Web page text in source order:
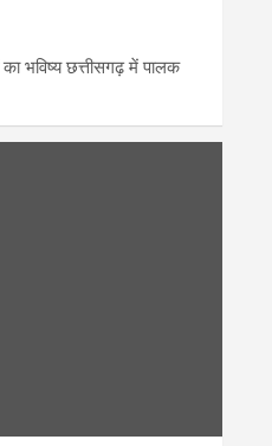
भविष्य छत्तीसगढ़ में पालक